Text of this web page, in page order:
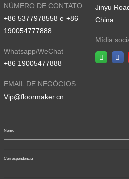
NÚMERO DE CONTATO
+86 5377978558 e +86
190054777888
Whatsapp/WeChat
+86 19005477888
EMAIL DE NEGÓCIOS
Vip@floormaker.cn
Jinyu
China
Mídia